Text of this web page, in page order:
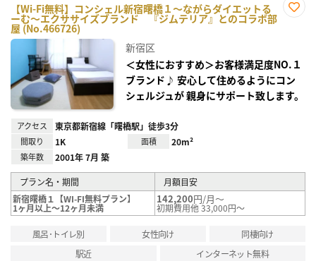
【Wi-Fi無料】コンシェル新宿曙橋１～ながらダイエットる
ーむ～エクササイズブランド 『ジムテリア』とのコラボ部
屋 (No.466726)
新宿区
＜女性におすすめ＞お客様満足度NO.１
ブランド♪ 安心して住めるようにコン
シェルジュが 親身にサポート致します。
アクセス 東京都新宿線「曙橋駅」徒歩3分
間取り 1K 面積 20m²
築年数 2001年 7月 築
プラン名・期間
月額目安
新宿曙橋１【WI-FI無料プラン】
1ヶ月以上～12ヶ月未満
142,200円/月～
初期費用他 33,000円～
風呂･トイレ別 女性向け
同棲向け
駅近
インターネット無料